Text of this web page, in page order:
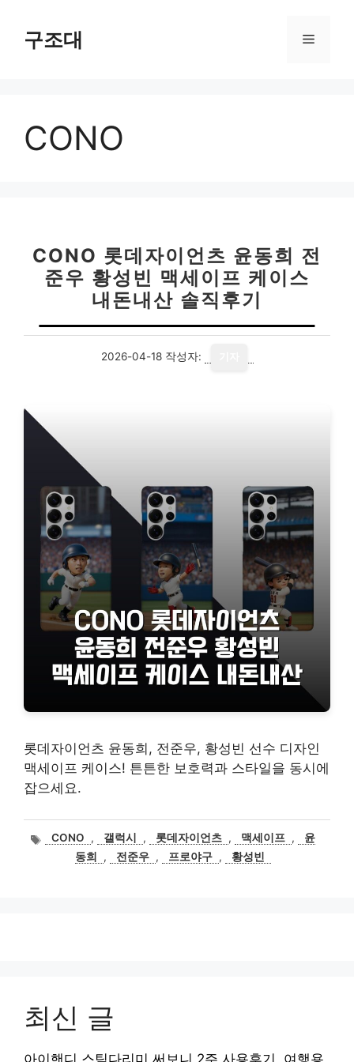
구조대 메
CONO
CONO 롯데자이언츠 윤동희 전
준우 황성빈 맥세이프 케이스
내돈내산 솔직후기
2026-04-18 작성자:
롯데자이언츠 윤동희, 전준우, 황성빈 선수 디자인
맥세이프 케이스! 튼튼한 보호력과 스타일을 동시에
잡으세요.
태CONO , 갤럭시 , 롯데자이언츠 , 맥세이프 ,
윤
동희
, 전준우 , 프로야구 , 황성빈
최신 글